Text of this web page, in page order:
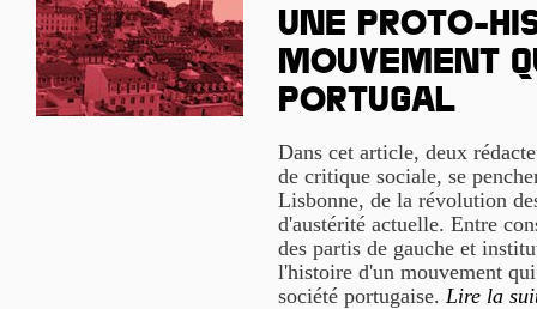
Une proto-
mouvement
Portugal
Dans cet article, deux
de critique sociale, se
Lisbonne, de la révolution
d'austérité actuelle. Entre
des partis de gauche et
l'histoire d'un mouvement
société portugaise. Lire la